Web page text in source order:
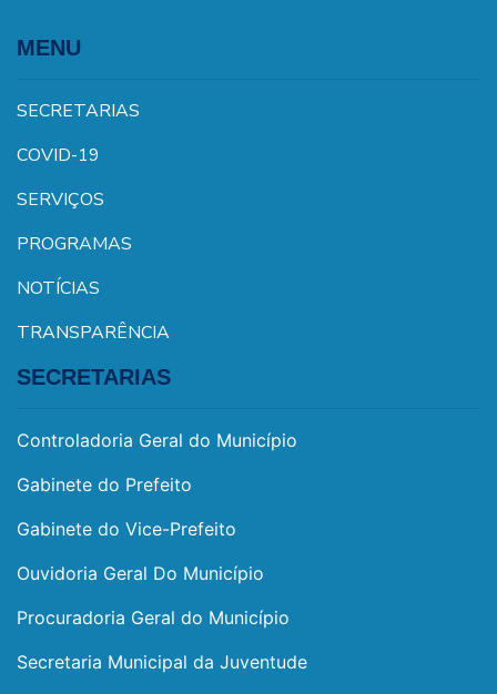
MENU
SECRETARIAS
COVID-19
SERVIÇOS
PROGRAMAS
NOTÍCIAS
TRANSPARÊNCIA
SECRETARIAS
Controladoria Geral do Município
Gabinete do Prefeito
Gabinete do Vice-Prefeito
Ouvidoria Geral Do Município
Procuradoria Geral do Município
Secretaria Municipal da Juventude